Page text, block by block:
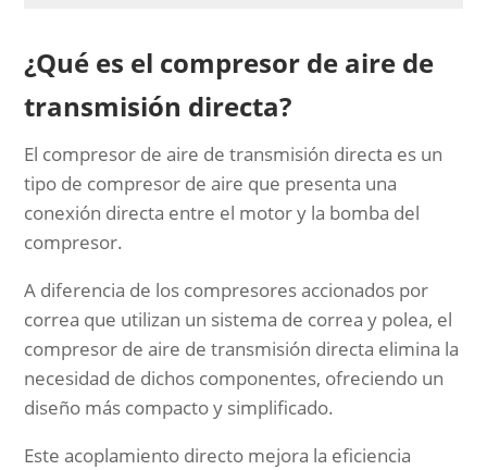
¿Qué es el compresor de aire de
transmisión directa?
El compresor de aire de transmisión directa es un
tipo de compresor de aire que presenta una
conexión directa entre el motor y la bomba del
compresor.
A diferencia de los compresores accionados por
correa que utilizan un sistema de correa y polea, el
compresor de aire de transmisión directa elimina la
necesidad de dichos componentes, ofreciendo un
diseño más compacto y simplificado.
Este acoplamiento directo mejora la eficiencia